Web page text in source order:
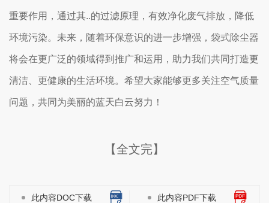
重要作用，通过其..的过滤原理，有效净化废气排放，降低
环境污染。未来，随着环保意识的进一步增强，袋式除尘器
将会在更广泛的领域得到推广和运用，助力我们共同打造更
清洁、更健康的生活环境。希望大家能够更多关注空气质量
问题，共同为美丽的蓝天白云努力！
【全文完】
此内容DOC下载 此内容PDF下载